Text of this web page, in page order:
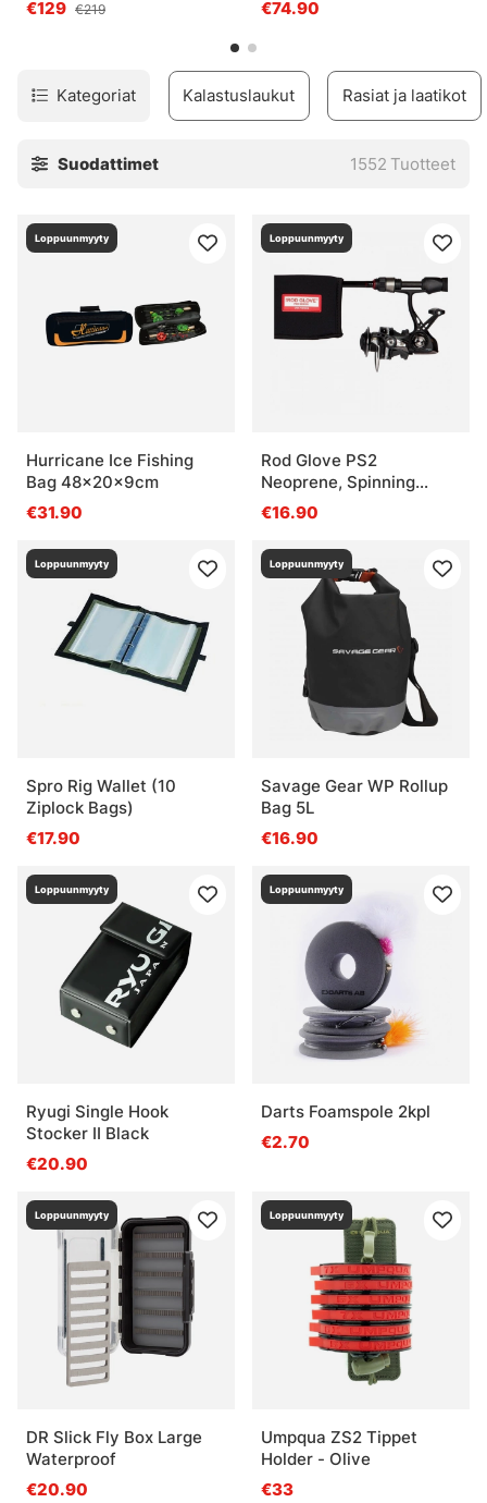
€129 €219 €74.90
Kategoriat Kalastuslaukut Rasiat ja laatikot
Suodattimet 1552 Tuotteet
Loppuunmyyty
Hurricane Ice Fishing
Bag 48x20x9cm
€31.90
Loppuunmyyty
Rod Glove PS2
Neoprene, Spinning
Standard - BLACK - Up
To 7'
€16.90
Loppuunmyyty
Spro Rig Wallet (10
Ziplock Bags)
€17.90
Loppuunmyyty
Savage Gear WP Rollup
Bag 5L
€16.90
Loppuunmyyty
Ryugi Single Hook
Stocker II Black
€20.90
Loppuunmyyty
Darts Foamspole 2kpl
€2.70
Loppuunmyyty
DR Slick Fly Box Large
Waterproof
€20.90
Loppuunmyyty
Umpqua ZS2 Tippet
Holder - Olive
€33